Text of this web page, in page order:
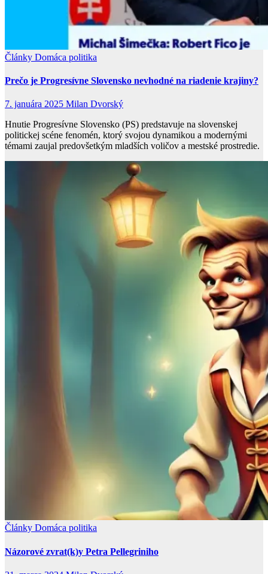
Články Domáca politika
Prečo je Progresívne Slovensko nevhodné na riadenie krajiny?
7. januára 2025 Milan Dvorský
Hnutie Progresívne Slovensko (PS) predstavuje na slovenskej
politickej scéne fenomén, ktorý svojou dynamikou a modernými
témami zaujal predovšetkým mladších voličov a mestské prostredie.
Články Domáca politika
Názorové zvrat(k)y Petra Pellegriniho